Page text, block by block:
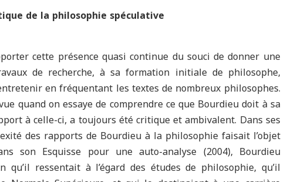
de la philosophie spéculative
cette présence quasi continue du souci de donner une
de recherche, à sa formation initiale de philosophe,
en fréquentant les textes de nombreux philosophes.
quand on essaye de comprendre ce que Bourdieu doit à sa
à celle-ci, a toujours été critique et ambivalent. Dans ses
des rapports de Bourdieu à la philosophie faisait l’objet
son Esquisse pour une auto-analyse (2004), Bourdieu
qu’il ressentait à l’égard des études de philosophie, qu’il